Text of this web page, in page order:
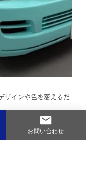
ザインや色を変えるだ
ます。
ど、部分施工も承って
お問い合わせ